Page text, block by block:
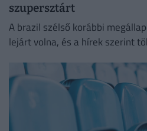
szupersztárt
A brazil szélső korábbi
lejárt volna, és a hírek szerint